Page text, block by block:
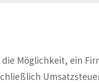
Möglichkeit, ein